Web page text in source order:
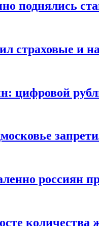
поднялись
страховые и
цифровой
россиян
количества